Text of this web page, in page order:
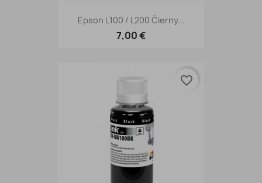
Epson L100 / L200 Čierny...
7,00 €
favorite_border